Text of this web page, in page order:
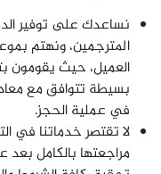
نساعدك على توفير
المترجمين، ونهتم
العميل، حيث يقومون
بسيطة تتوافق مع معاد
في عملية الحجز.
لا تقتصر خدماتنا في
مراجعتها بالكامل بعد